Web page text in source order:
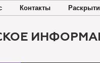
Контакты